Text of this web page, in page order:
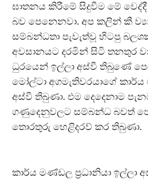
ඝාතනය කිරීමේ සිදුවීම මේ
බව පෙනෙනවා. අප කලින් කී
සම්බන්ධතා පැවැත්වූ හිටපු
අවසානයට දරමින් සිටි තනතුර
ධුරයෙන් ඉල්ලා අස්වී තිබුණේ
මෝල්ටා අගමැතිවරයාගේ කාර්ය
අස්වී තිබුණා. එම දෙදෙනාම
ගණුදෙනුවලට සම්බන්ධ බවත්
තොරතුරු හෙළිදරව් කර තිබුණා.
කාර්ය මණ්ඩල ප්‍රධානියා ඉල්ලා